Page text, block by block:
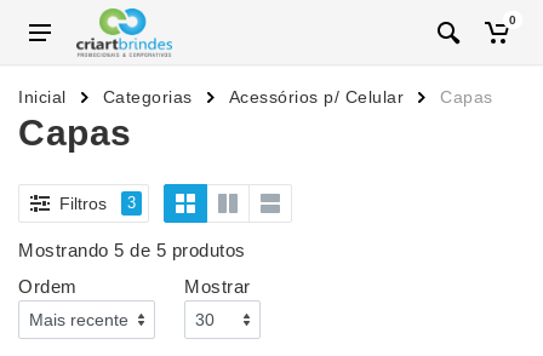
0
Inicial Categorias Acessórios p/ Celular Capas
Capas
Filtros 3
Mostrando 5 de 5 produtos
Ordem
Mostrar